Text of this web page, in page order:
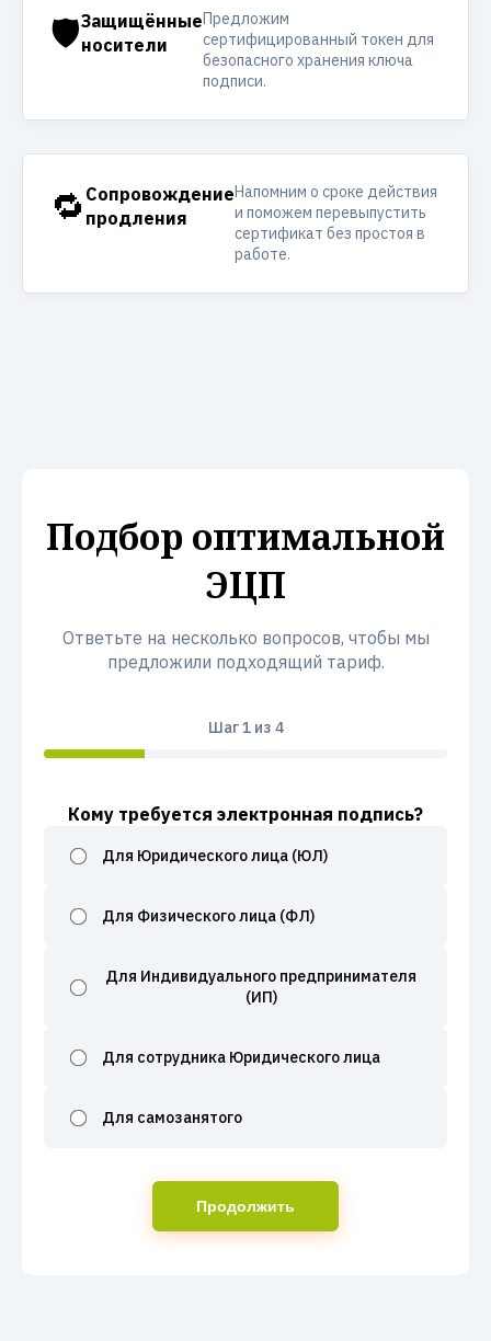
🛡️Защищённые
носители
Предложим
сертифицированный токен для
безопасного хранения ключа
подписи.
🔁 Сопровождение
продления
Напомним о сроке действия
и поможем перевыпустить
сертификат без простоя в
работе.
Подбор оптимальной
ЭЦП
Ответьте на несколько вопросов, чтобы мы
предложили подходящий тариф.
Шаг1из 4
Кому требуется электронная подпись?
Для Юридического лица (ЮЛ)
Для Физического лица (ФЛ)
Для Индивидуального предпринимателя
(ИП)
Для сотрудника Юридического лица
Для самозанятого
Продолжить